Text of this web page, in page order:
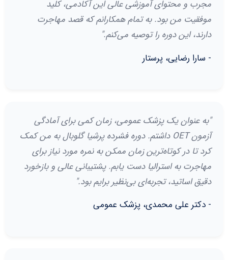
مجرب و محتوای آموزشی عالی این آکادمی، کلید
موفقیت من بود. به تمام همکارانم که قصد مهاجرت
دارند، این دوره را توصیه می‌کنم."
- سارا رضایی، پرستار
"به عنوان یک پزشک عمومی، زمان کمی برای آمادگی
آزمون OET داشتم. دوره فشرده پرشیا گلوبال به من کمک
کرد تا در کوتاه‌ترین زمان ممکن به نمره مورد نیاز برای
مهاجرت به استرالیا دست یابم. پشتیبانی عالی و بازخورد
دقیق اساتید، تجربه‌ای بی‌نظیر برایم بود."
- دکتر علی محمدی، پزشک عمومی